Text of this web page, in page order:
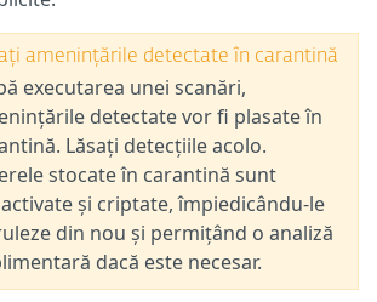
amenințările detectate în carantină
executarea unei scanări,
detectate vor fi plasate în
Lăsați detecțiile acolo.
stocate în carantină sunt
și criptate, împiedicându-le
din nou și permițând o analiză
dacă este necesar.